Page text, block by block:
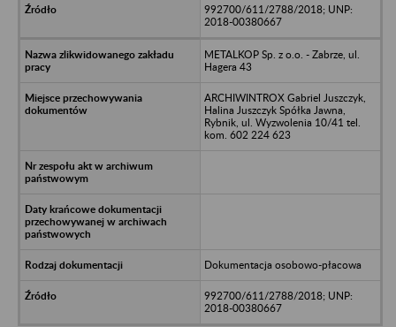
992700/611/2788/2018; UNP:
2018-00380667
METALKOP Sp. z o.o. - Zabrze, ul.
Hagera 43
ARCHIWINTROX Gabriel Juszczyk,
Halina Juszczyk Spółka Jawna,
Rybnik, ul. Wyzwolenia 10/41 tel.
kom. 602 224 623
Dokumentacja osobowo-płacowa
992700/611/2788/2018; UNP:
2018-00380667